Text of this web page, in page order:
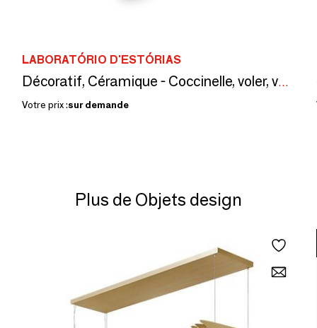
LABORATÓRIO D'ESTÓRIAS
Décoratif, Céramique - Coccinelle, voler, voler
Votre prix :sur demande
Plus de Objets design